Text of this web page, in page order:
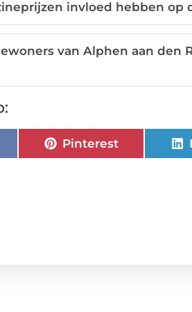
invloed hebben op
van Alphen aan den
Pinterest